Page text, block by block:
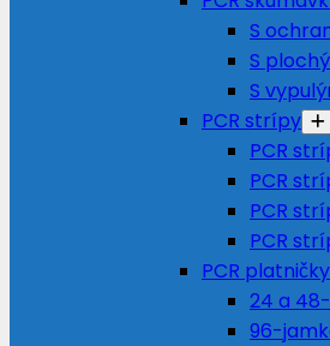
S
S
S
PCR strípy
PCR
PCR
PCR
PCR
PCR platničky
24 a
96-